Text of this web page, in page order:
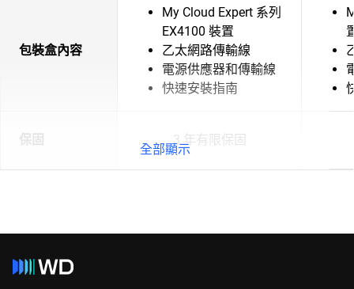
包裝盒內容
My Cloud Expert 系列
EX4100 裝置
乙太網路傳輸線
電源供應器和傳輸線
快速安裝指南
保固 3 年有限保固
全部顯示